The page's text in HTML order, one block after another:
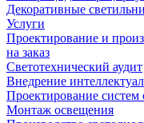
Декоративные
Услуги
Проектирование и
на заказ
Светотехнический аудит
Внедрение
Проектирование систем
Монтаж освещения